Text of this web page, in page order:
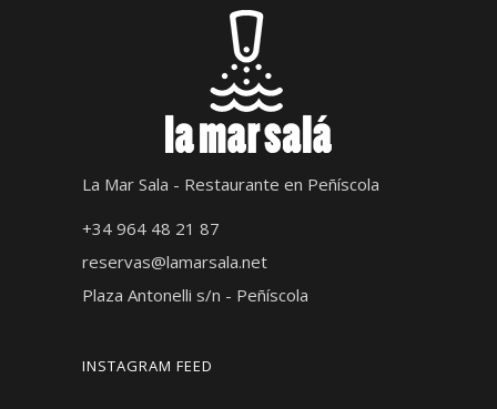
La Mar Sala - Restaurante en Peñíscola
+34 964 48 21 87
reservas@lamarsala.net
Plaza Antonelli s/n - Peñíscola
INSTAGRAM FEED